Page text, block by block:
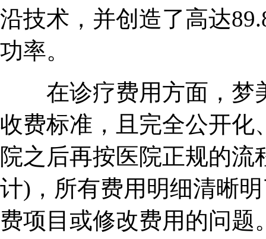
沿技术，并创造了高达
功率。
在诊疗费用方面，梦
收费标准，且完全公开化
院之后再按医院正规的
计)，所有费用明细清晰
费项目或修改费用的问题